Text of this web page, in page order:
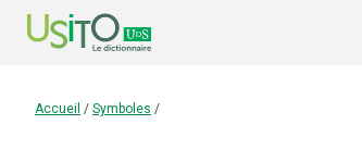
Accueil / Symboles /